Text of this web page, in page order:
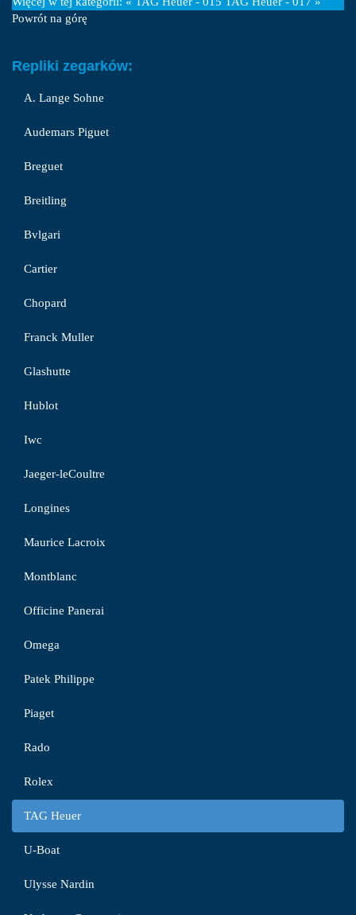
Powrót na górę
Repliki zegarków:
A. Lange Sohne
Audemars Piguet
Breguet
Breitling
Bvlgari
Cartier
Chopard
Franck Muller
Glashutte
Hublot
Iwc
Jaeger-leCoultre
Longines
Maurice Lacroix
Montblanc
Officine Panerai
Omega
Patek Philippe
Piaget
Rado
Rolex
TAG Heuer
U-Boat
Ulysse Nardin